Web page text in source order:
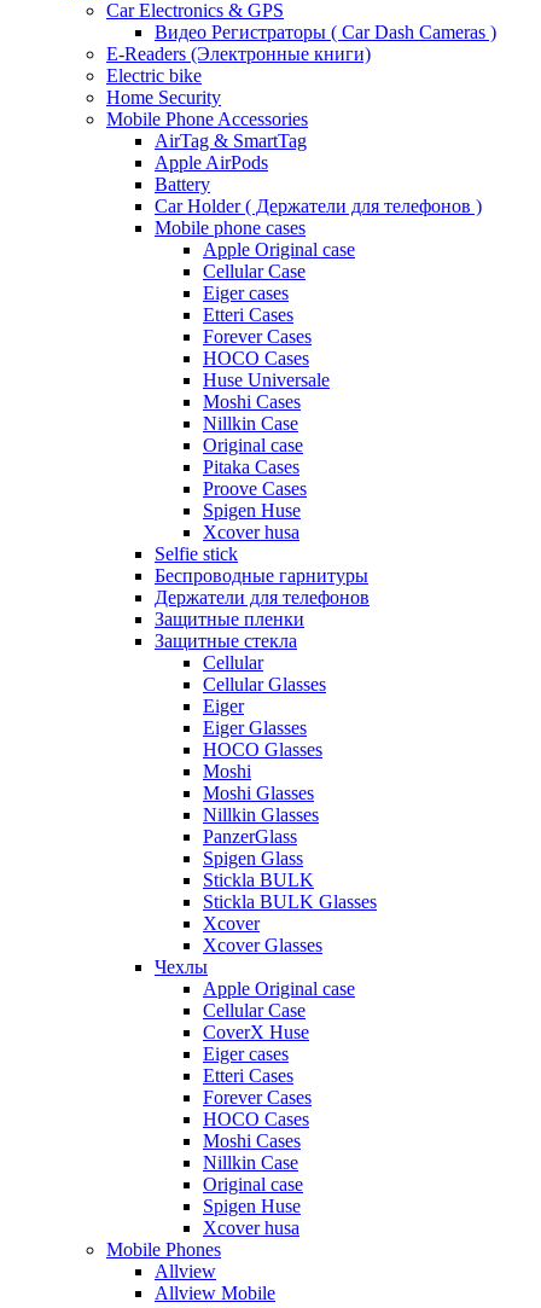
Car Electronics & GPS
Видео Регистраторы ( Car Dash Cameras )
E-Readers (Электронные книги)
Electric bike
Home Security
Mobile Phone Accessories
AirTag & SmartTag
Apple AirPods
Battery
Car Holder ( Держатели для телефонов )
Mobile phone cases
Apple Original case
Cellular Case
Eiger cases
Etteri Cases
Forever Cases
HOCO Cases
Huse Universale
Moshi Cases
Nillkin Case
Original case
Pitaka Cases
Proove Cases
Spigen Huse
Xcover husa
Selfie stick
Беспроводные гарнитуры
Держатели для телефонов
Защитные пленки
Защитные стекла
Cellular
Cellular Glasses
Eiger
Eiger Glasses
HOCO Glasses
Moshi
Moshi Glasses
Nillkin Glasses
PanzerGlass
Spigen Glass
Stickla BULK
Stickla BULK Glasses
Xcover
Xcover Glasses
Чехлы
Apple Original case
Cellular Case
CoverX Huse
Eiger cases
Etteri Cases
Forever Cases
HOCO Cases
Moshi Cases
Nillkin Case
Original case
Spigen Huse
Xcover husa
Mobile Phones
Allview
Allview Mobile